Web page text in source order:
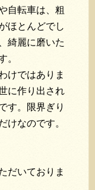
自転車は、粗
ほとんどでし
綺麗に磨いた
。
けではありま
に作り出され
す。限界ぎり
けなのです。
だいておりま